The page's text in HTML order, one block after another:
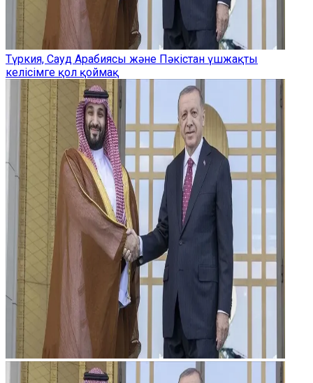
Түркия, Сауд Арабиясы және Пәкістан үшжақты
келісімге қол қоймақ